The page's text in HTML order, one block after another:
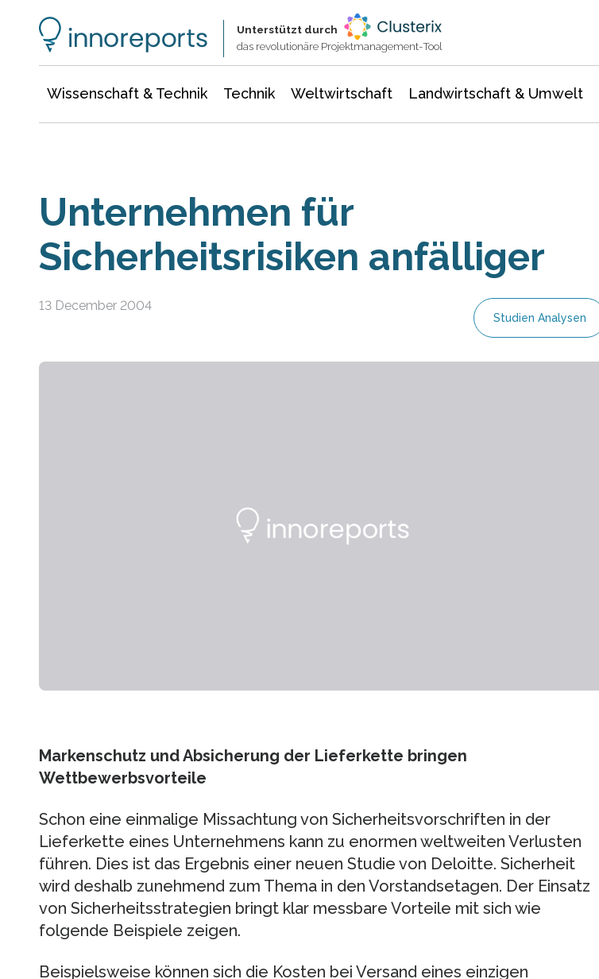
Unterstützt durch
das revolutionäre Projektmanagement-Tool
Wissenschaft & Technik Technik Weltwirtschaft Landwirtschaft & Umwelt
Unternehmen für
Sicherheitsrisiken anfälliger
13 December 2004
Studien Analysen
Markenschutz und Absicherung der Lieferkette bringen
Wettbewerbsvorteile
Schon eine einmalige Missachtung von Sicherheitsvorschriften in der
Lieferkette eines Unternehmens kann zu enormen weltweiten Verlusten
führen. Dies ist das Ergebnis einer neuen Studie von Deloitte. Sicherheit
wird deshalb zunehmend zum Thema in den Vorstandsetagen. Der Einsatz
von Sicherheitsstrategien bringt klar messbare Vorteile mit sich wie
folgende Beispiele zeigen.
Beispielsweise können sich die Kosten bei Versand eines einzigen